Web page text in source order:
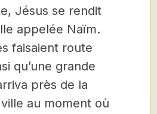
Jésus se rendit
appelée Naïm.
faisaient route
qu’une grande
près de la
au moment où